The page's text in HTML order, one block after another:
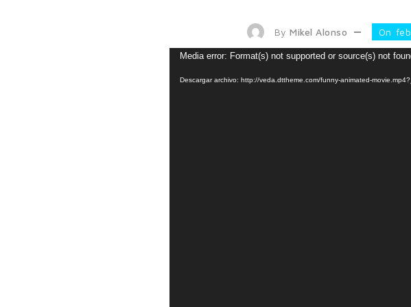
By Mikel Alonso On
Media error: Format(s) not supported or source(s) not
Descargar archivo: http://veda.dttheme.com/funny-animated-